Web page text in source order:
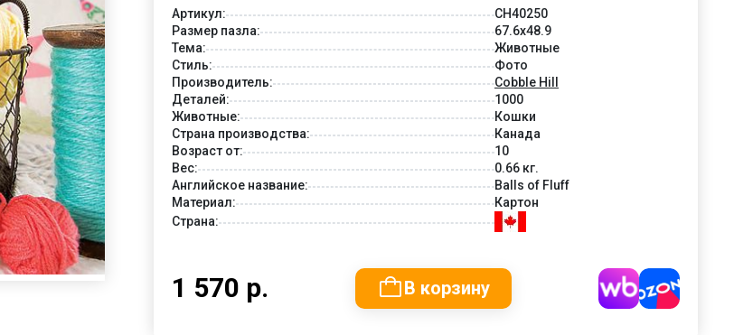
Артикул:
CH40250
Размер пазла:
67.6x48.9
Тема:
Животные
Стиль:
Фото
Производитель:
Cobble Hill
Деталей:
1000
Животные:
Кошки
Страна производства:
Канада
Возраст от:
10
Вес:
0.66 кг.
Английское название:
Balls of Fluff
Материал:
Картон
Страна:
1 570 р. В корзину